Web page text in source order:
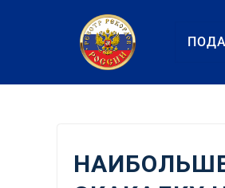
содержанию